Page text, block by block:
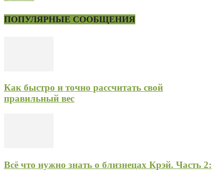
ПОПУЛЯРНЫЕ СООБЩЕНИЯ
Как быстро и точно рассчитать свой
правильный вес
Всё что нужно знать о близнецах Крэй. Часть 2: